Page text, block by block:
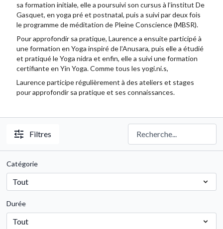
sa formation initiale, elle a poursuivi son cursus à l’institut De
Gasquet, en yoga pré et postnatal, puis a suivi par deux fois
le programme de méditation de Pleine Conscience (MBSR).
Pour approfondir sa pratique, Laurence a ensuite participé à
une formation en Yoga inspiré de l’Anusara, puis elle a étudié
et pratiqué le Yoga nidra et enfin, elle a suivi une formation
certifiante en Yin Yoga. Comme tous les yogi.ni.s,
Laurence participe régulièrement à des ateliers et stages
pour approfondir sa pratique et ses connaissances.
Filtres
Catégorie
Durée